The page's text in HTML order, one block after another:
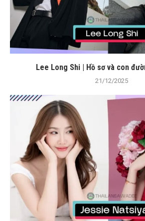
Lee Long Shi | Hồ sơ và con
21/12/2025